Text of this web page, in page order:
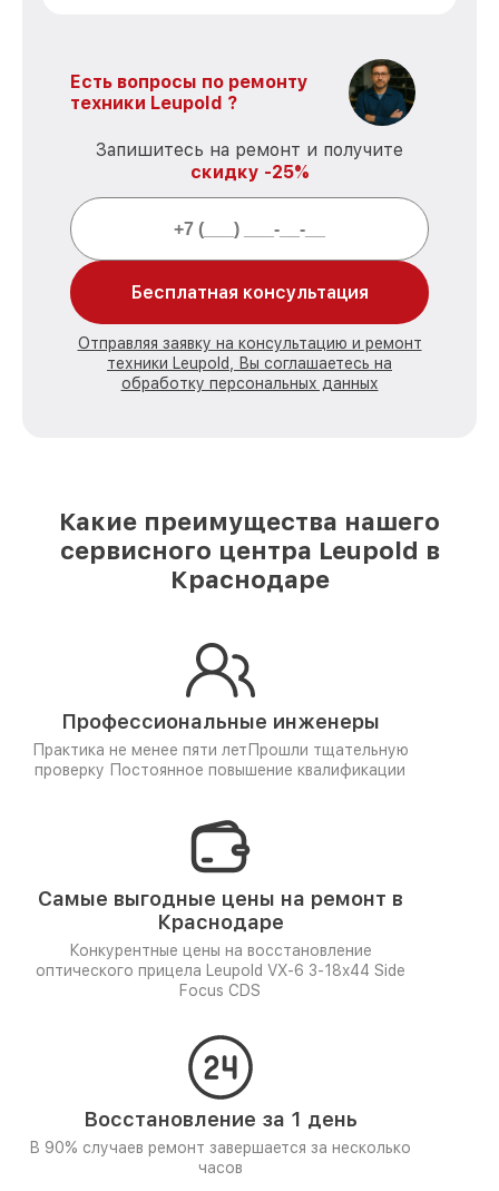
Есть вопросы по ремонту
техники Leupold ?
Запишитесь на ремонт и получите
скидку -25%
Бесплатная консультация
Отправляя заявку на консультацию и ремонт
техники Leupold, Вы соглашаетесь на
обработку персональных данных
Какие преимущества нашего
сервисного центра Leupold в
Краснодаре
Профессиональные инженеры
Практика не менее пяти лет Прошли тщательную
проверку Постоянное повышение квалификации
Самые выгодные цены на ремонт в
Краснодаре
Конкурентные цены на восстановление
оптического прицела Leupold VX-6 3-18x44 Side
Focus CDS
Восстановление за 1 день
В 90% случаев ремонт завершается за несколько
часов